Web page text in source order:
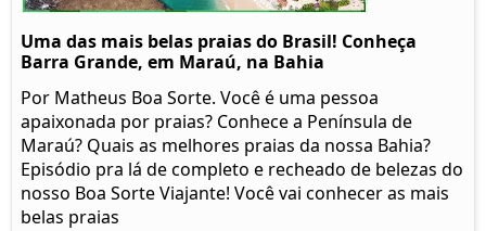
Uma das mais belas praias do Brasil! Conheça
Barra Grande, em Maraú, na Bahia
Por Matheus Boa Sorte. Você é uma pessoa
apaixonada por praias? Conhece a Península de
Maraú? Quais as melhores praias da nossa Bahia?
Episódio pra lá de completo e recheado de belezas do
nosso Boa Sorte Viajante! Você vai conhecer as mais
belas praias